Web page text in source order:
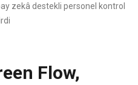
zekâ destekli personel kontrol
Flow,